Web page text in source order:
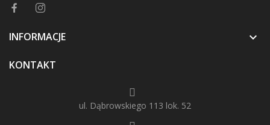
INFORMACJE 
KONTAKT
ul. Dąbrowskiego 113 lok. 52